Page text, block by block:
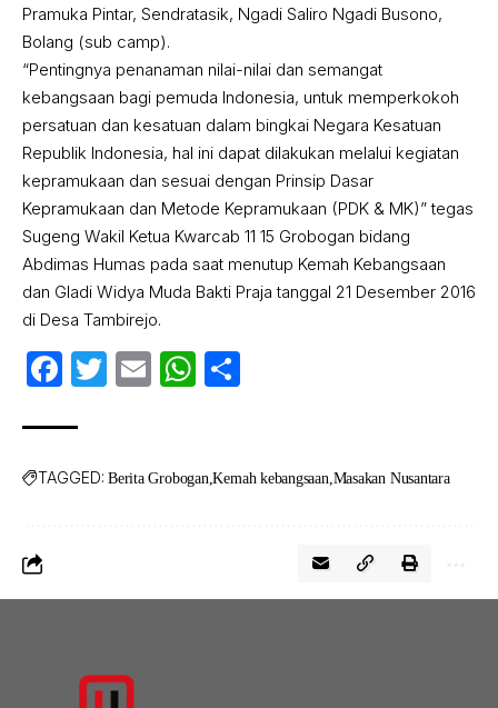
Pramuka Pintar, Sendratasik, Ngadi Saliro Ngadi Busono,
Bolang (sub camp).
“Pentingnya penanaman nilai-nilai dan semangat
kebangsaan bagi pemuda Indonesia, untuk memperkokoh
persatuan dan kesatuan dalam bingkai Negara Kesatuan
Republik Indonesia, hal ini dapat dilakukan melalui kegiatan
kepramukaan dan sesuai dengan Prinsip Dasar
Kepramukaan dan Metode Kepramukaan (PDK & MK)” tegas
Sugeng Wakil Ketua Kwarcab 11 15 Grobogan bidang
Abdimas Humas pada saat menutup Kemah Kebangsaan
dan Gladi Widya Muda Bakti Praja tanggal 21 Desember 2016
di Desa Tambirejo.
Facebook
Twitter
EmailWhatsApp
TAGGED: Berita Grobogan Kemah kebangsaan Masakan Nusantara